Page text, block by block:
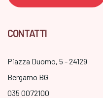
CONTATTI
Piazza Duomo, 5 - 24129
Bergamo BG
035 0072100